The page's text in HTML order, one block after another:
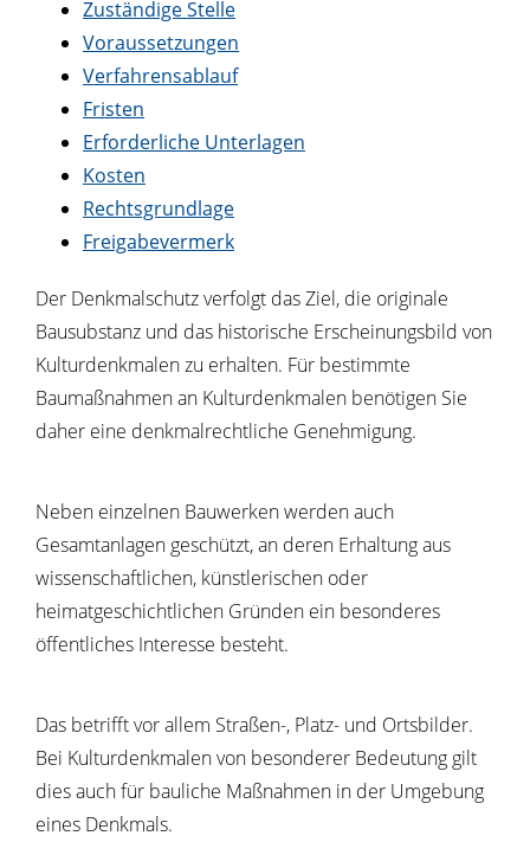
Zuständige Stelle
Voraussetzungen
Verfahrensablauf
Fristen
Erforderliche Unterlagen
Kosten
Rechtsgrundlage
Freigabevermerk
Der Denkmalschutz verfolgt das Ziel, die originale
Bausubstanz und das historische Erscheinungsbild von
Kulturdenkmalen zu erhalten. Für bestimmte
Baumaßnahmen an Kulturdenkmalen benötigen Sie
daher eine denkmalrechtliche Genehmigung.
Neben einzelnen Bauwerken werden auch
Gesamtanlagen geschützt, an deren Erhaltung aus
wissenschaftlichen, künstlerischen oder
heimatgeschichtlichen Gründen ein besonderes
öffentliches Interesse besteht.
Das betrifft vor allem Straßen-, Platz- und Ortsbilder.
Bei Kulturdenkmalen von besonderer Bedeutung gilt
dies auch für bauliche Maßnahmen in der Umgebung
eines Denkmals.